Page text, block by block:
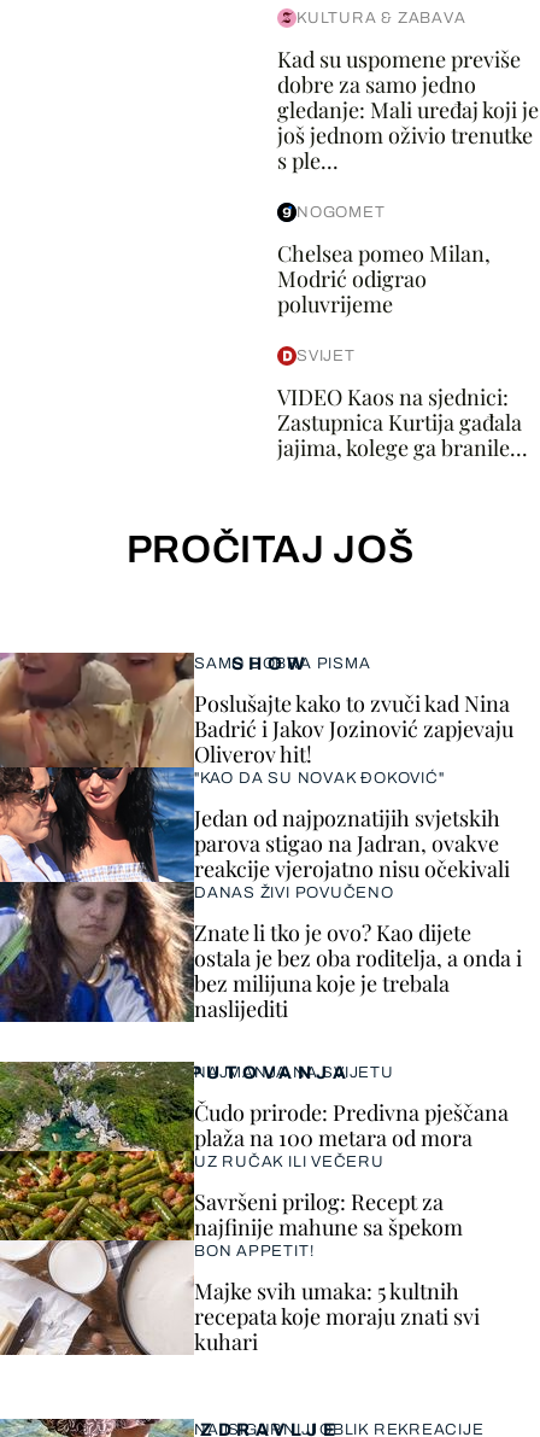
KULTURA & ZABAVA
Kad su uspomene previše
dobre za samo jedno
gledanje: Mali uređaj koji je
još jednom oživio trenutke
s ple...
NOGOMET
Chelsea pomeo Milan,
Modrić odigrao
poluvrijeme
SVIJET
VIDEO Kaos na sjednici:
Zastupnica Kurtija gađala
jajima, kolege ga branile...
PROČITAJ JOŠ
SHOW
SAMO DOBRA PISMA
Poslušajte kako to zvuči kad Nina
Badrić i Jakov Jozinović zapjevaju
Oliverov hit!
"KAO DA SU NOVAK ĐOKOVIĆ"
Jedan od najpoznatijih svjetskih
parova stigao na Jadran, ovakve
reakcije vjerojatno nisu očekivali
DANAS ŽIVI POVUČENO
Znate li tko je ovo? Kao dijete
ostala je bez oba roditelja, a onda i
bez milijuna koje je trebala
naslijediti
ZDRAVLJE
NAJSIGURNIJI OBLIK REKREACIJE
PUTOVANJA
NAJMANJA NA SVIJETU
Čudo prirode: Predivna pješčana
plaža na 100 metara od mora
UZ RUČAK ILI VEČERU
Savršeni prilog: Recept za
najfinije mahune sa špekom
BON APPETIT!
Majke svih umaka: 5 kultnih
recepata koje moraju znati svi
kuhari